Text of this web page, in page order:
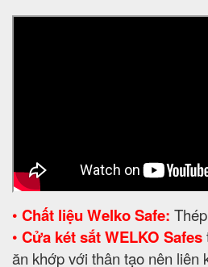
• Chất liệu Welko Safe:
• Cửa két sắt WELKO Safes
ăn khớp với thân tạo nên liên